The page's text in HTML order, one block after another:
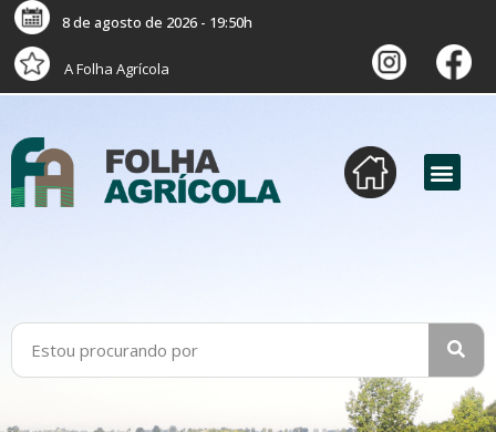
8 de agosto de 2026 - 19:50h
A Folha Agrícola